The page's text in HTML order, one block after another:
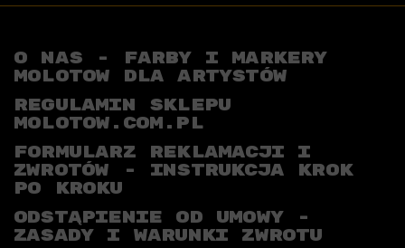
O NAS - FARBY I MARKERY
MOLOTOW DLA ARTYSTÓW
REGULAMIN SKLEPU
MOLOTOW.COM.PL
FORMULARZ REKLAMACJI I
ZWROTÓW - INSTRUKCJA KROK
PO KROKU
ODSTĄPIENIE OD UMOWY -
ZASADY I WARUNKI ZWROTU